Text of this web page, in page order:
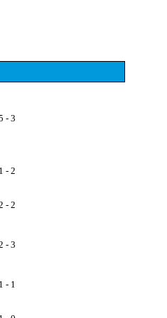
- 3
1 - 2
- 2
- 3
1 - 1